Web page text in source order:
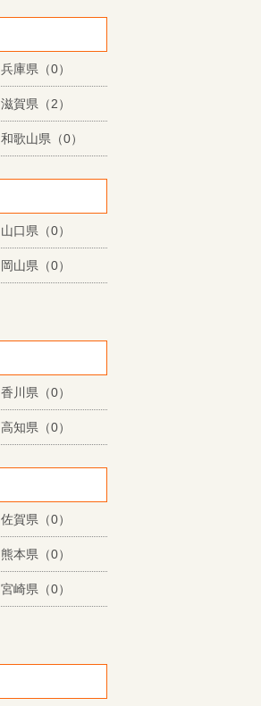
兵庫県（0）
滋賀県（2）
和歌山県（0）
山口県（0）
岡山県（0）
香川県（0）
高知県（0）
佐賀県（0）
熊本県（0）
宮崎県（0）